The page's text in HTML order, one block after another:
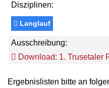
Disziplinen:
Langlauf
Ausschreibung:
Download: 1. Trusetaler
Ergebnislisten bitte an